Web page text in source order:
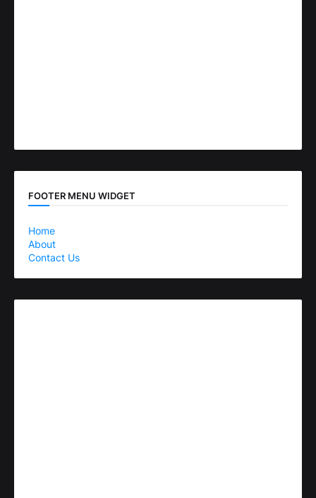
FOOTER MENU WIDGET
Home
About
Contact Us